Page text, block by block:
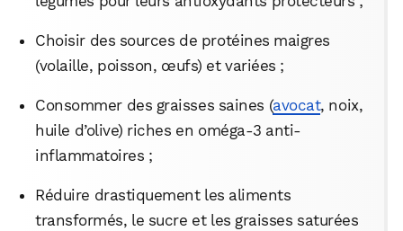
Choisir des sources de protéines maigres
(volaille, poisson, œufs) et variées ;
Consommer des graisses saines (avocat, noix,
huile d’olive) riches en oméga-3 anti-
inflammatoires ;
Réduire drastiquement les aliments
transformés, le sucre et les graisses saturées